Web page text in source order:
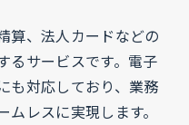
算、法人カードなどの
るサービスです。電子
も対応しており、業務
レスに実現します。